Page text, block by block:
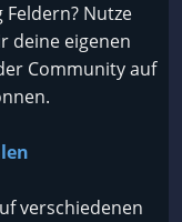
Nutze
deine eigenen
Community auf
verschiedenen